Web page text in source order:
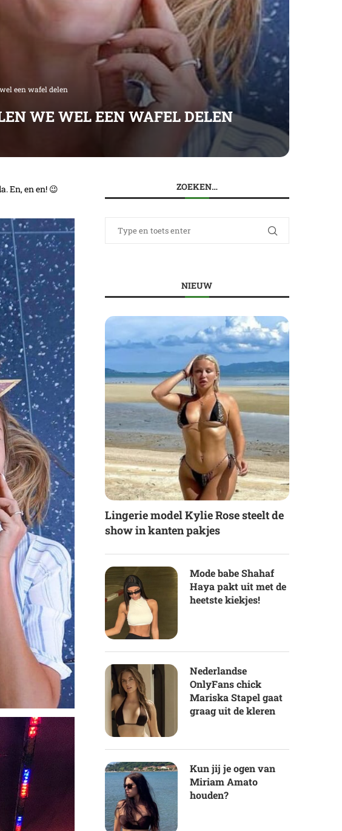
een wafel delen
WE WEL EEN WAFEL DELEN
En, en en! 😉 ZOEKEN…
NIEUW
Lingerie model Kylie Rose steelt de
show in kanten pakjes
Mode babe Shahaf
Haya pakt uit met de
heetste kiekjes!
Nederlandse
OnlyFans chick
Mariska Stapel gaat
graag uit de kleren
Kun jij je ogen van
Miriam Amato
houden?